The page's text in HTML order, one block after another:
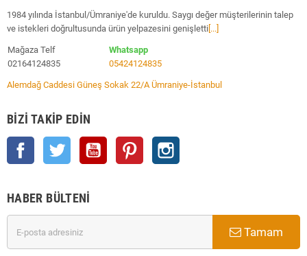
1984 yılında İstanbul/Ümraniye'de kuruldu. Saygı değer müşterilerinin talep
ve istekleri doğrultusunda ürün yelpazesini genişletti [...]
Mağaza Telf
02164124835
Whatsapp
05424124835
Alemdağ Caddesi Güneş Sokak 22/A Ümraniye-İstanbul
BIZI TAKIP EDIN
Facebook Twitter YouTube Pinterest
HABER BÜLTENI
Tamam